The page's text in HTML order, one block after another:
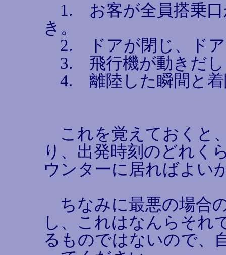
1. お客が全員搭乗口
き。
2. ドアが閉じ、ドア
3. 飛行機が動きだし
4. 離陸した瞬間と着
これを覚えておくと
り、出発時刻のどれく
ウンターに居ればよい
ちなみに最悪の場合
し、これはなんらそれ
るものではないので、